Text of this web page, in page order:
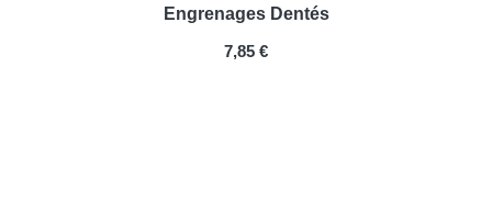
Engrenages Dentés
PRIX
7,85 €